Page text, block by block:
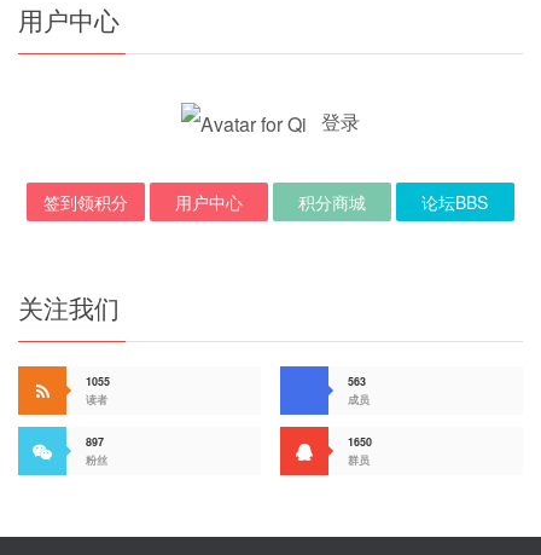
用户中心
登录
签到领积分 用户中心 积分商城 论坛BBS
关注我们
1055
读者
563
成员
897
粉丝
1650
群员